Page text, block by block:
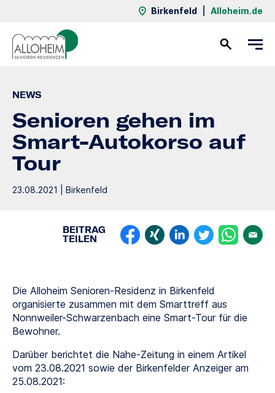
Birkenfeld Alloheim.de
NEWS
Senioren gehen im
Smart-Autokorso auf
Tour
23.08.2021 | Birkenfeld
BEITRAG
TEILEN
Die Alloheim Senioren-Residenz in Birkenfeld
organisierte zusammen mit dem Smarttreff aus
Nonnweiler-Schwarzenbach eine Smart-Tour für die
Bewohner.
Darüber berichtet die Nahe-Zeitung in einem Artikel
vom 23.08.2021 sowie der Birkenfelder Anzeiger am
25.08.2021: